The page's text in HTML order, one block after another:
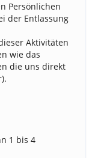
Persönlichen
der Entlassung
Aktivitäten
wie das
die uns direkt
1 bis 4